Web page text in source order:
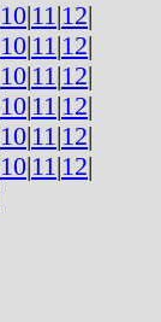
10|11|12|
10|11|12|
10|11|12|
10|11|12|
10|11|12|
10|11|12|